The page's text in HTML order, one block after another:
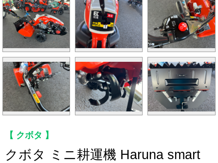
クボタ
クボタ ミニ耕運機 Haruna smart